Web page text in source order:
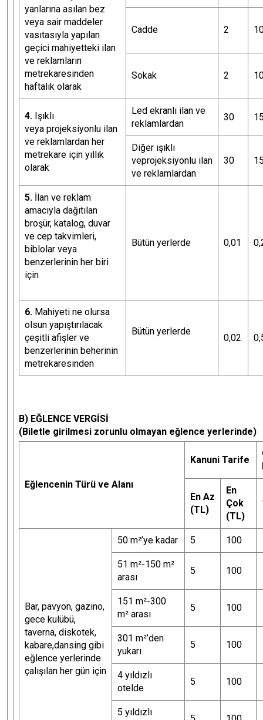
yanlarına asılan bez
veya sair maddeler
vasıtasıyla yapılan
geçici mahiyetteki ilan
ve reklamların
metrekaresinden
haftalık olarak
Cadde 2
Sokak 2
4. Işıklı
veya projeksiyonlu ilan
ve reklamlardan her
metrekare için yıllık
olarak
Led ekranlı ilan ve
reklamlardan
30
Diğer ışıklı
veprojeksiyonlu ilan
ve reklamlardan
30
5. İlan ve reklam
amacıyla dağıtılan
broşür, katalog, duvar
ve cep takvimleri,
biblolar veya
benzerlerinin her biri
için
Bütün yerlerde 0,01
6. Mahiyeti ne olursa
olsun yapıştırılacak
çeşitli afişler ve
benzerlerinin beherinin
metrekaresinden
Bütün yerlerde
0,02
B) EĞLENCE VERGİSİ
(Biletle girilmesi zorunlu olmayan eğlence yerlerinde)
Eğlencenin Türü ve Alanı
Kanuni Tarife
En Az
(TL)
En
Çok
(TL)
Bar, pavyon, gazino,
gece kulübü,
taverna, diskotek,
kabare,dansing gibi
eğlence yerlerinde
çalışılan her gün için
50 m²’ye kadar 5 100
51 m²-150 m²
arası
5 100
151 m²-300
m² arası
5 100
301 m²’den
yukarı
5 100
4 yıldızlı
otelde
5 100
5 yıldızlı